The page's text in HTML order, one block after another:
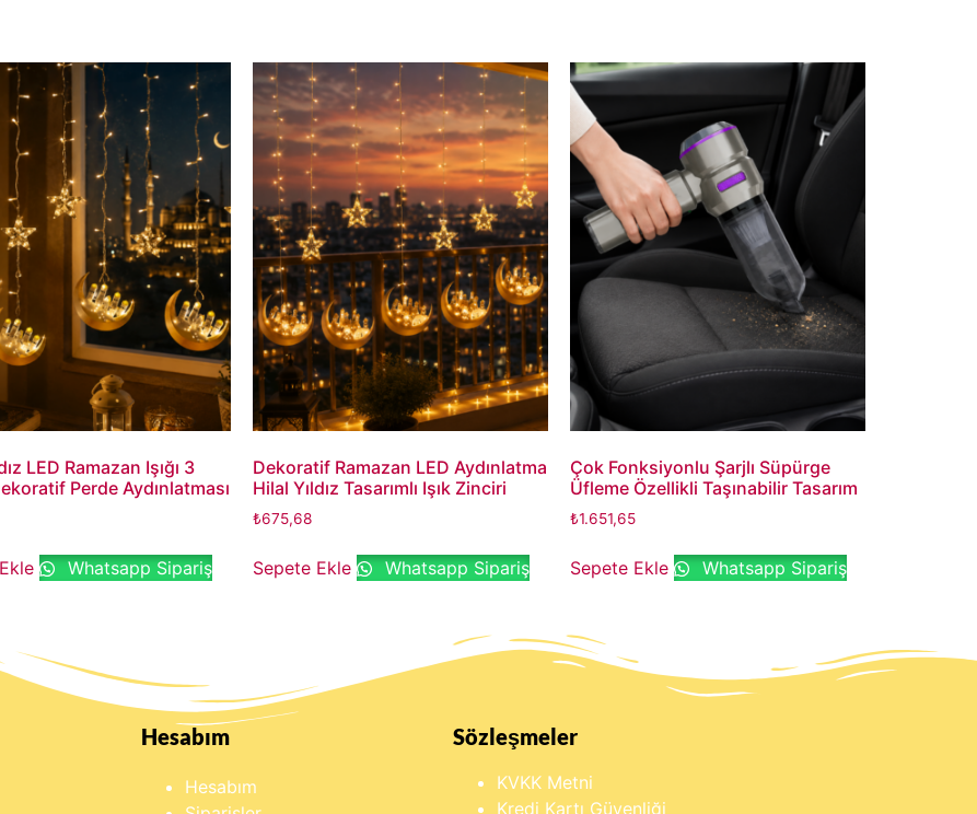
LED Ramazan Işığı 3
Perde Aydınlatması
Whatsapp Sipariş
Dekoratif Ramazan LED Aydınlatma
Hilal Yıldız Tasarımlı Işık Zinciri
₺675,68
Sepete Ekle Whatsapp Sipariş
Çok Fonksiyonlu Şarjlı Süpürge
Üfleme Özellikli Taşınabilir Tasarım
₺1.651,65
Sepete Ekle Whatsapp Sipariş
Hesabım
Hesabım
Sözleşmeler
KVKK Metni
Kredi Kartı Güvenliği